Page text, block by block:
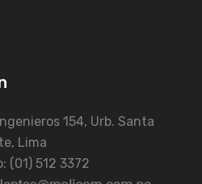
154, Urb. Santa
Lima
(01) 512 3372